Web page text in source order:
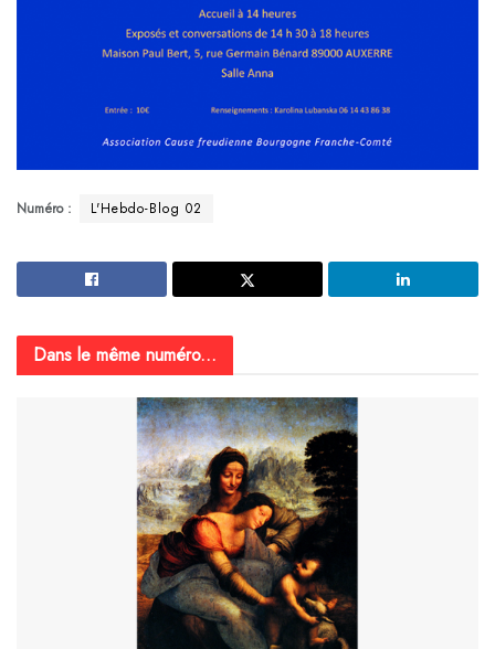
Numéro : L'Hebdo-Blog 02
Dans le même numéro...